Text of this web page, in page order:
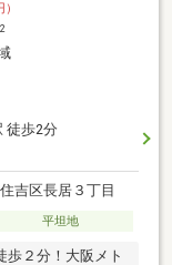
2
徒歩2分
吉区長居３丁目
平坦地
歩２分！大阪メト